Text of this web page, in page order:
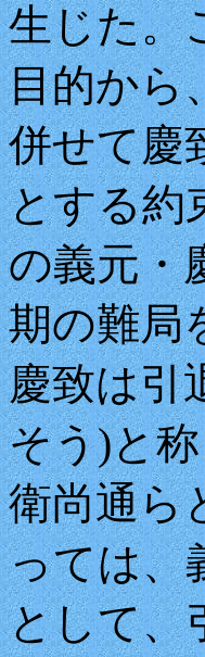
生じた。
目的から
併せて慶
とする約
の義元・
期の難局
慶致は引
そう)と
衛尚通ら
っては、
として、